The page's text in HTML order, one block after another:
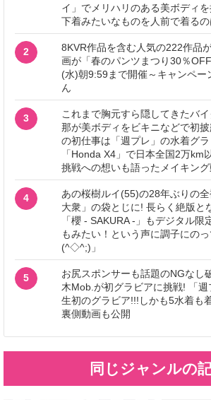
イ」でメリハリのある美ボディ
下着みたいなものを人前で着るの
2
8KVR作品を含む人気の222作品
画が「春のパンツまつり30％
(水)朝9:59まで開催～キャンペー
ん
3
これまで胸元すら隠してきたバ
那が美ボディをビキニなどで初
の初仕事は「週プレ」の水着グ
「Honda X4」で日本全国2万km
挑戦への想いも語ったメイキング
4
あの桜樹ルイ(55)の28年ぶりの
大衆」の袋とじに! 長らく絶版と
「櫻 - SAKURA -」もデジタル限
もみたい！という声に調子にの
(^◇^;)」
5
お尻スポンサーも話題のNGなし
木Mob.が初グラビアに挑戦! 「週
生初のグラビア!!!しかも5水着も
裏側動画も公開
同じジャンルの